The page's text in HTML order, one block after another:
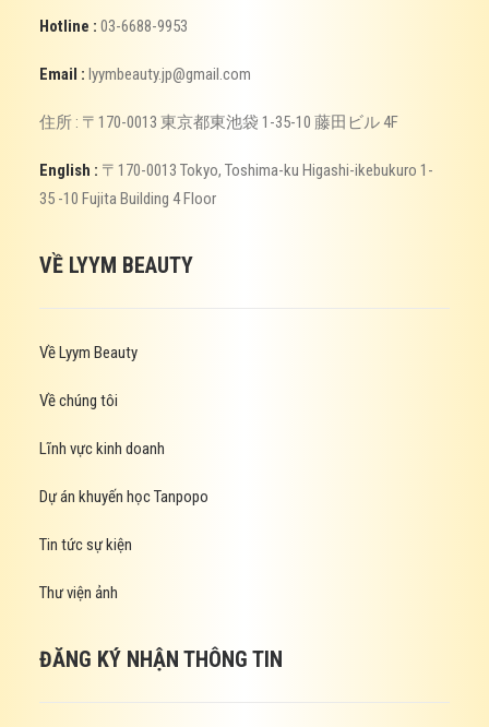
Hotline : 03-6688-9953
Email : lyymbeauty.jp@gmail.com
住所 : 〒170-0013 東京都東池袋 1-35-10 藤田ビル 4F
English : 〒170-0013 Tokyo, Toshima-ku Higashi-ikebukuro 1-
35 -10 Fujita Building 4 Floor
VỀ LYYM BEAUTY
Về Lyym Beauty
Về chúng tôi
Lĩnh vực kinh doanh
Dự án khuyến học Tanpopo
Tin tức sự kiện
Thư viện ảnh
ĐĂNG KÝ NHẬN THÔNG TIN